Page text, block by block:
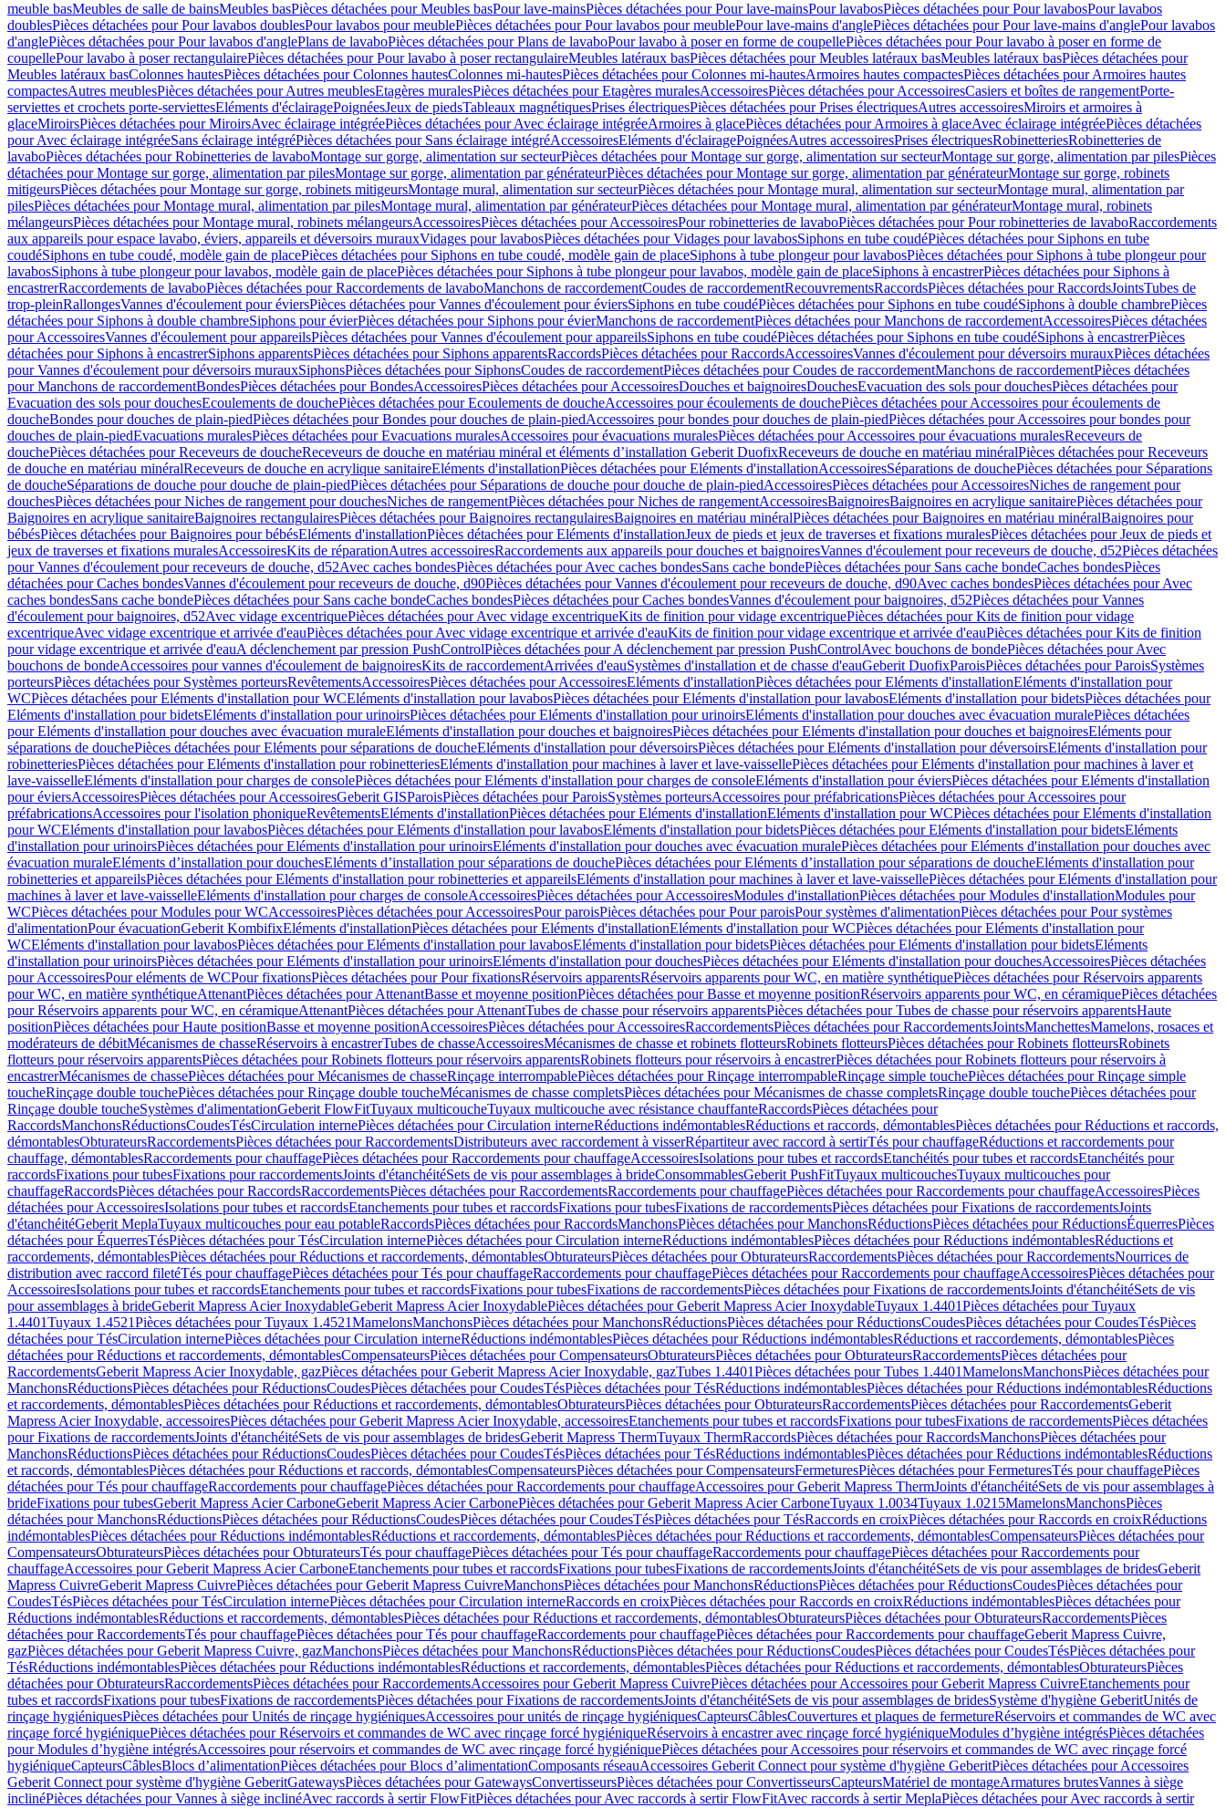
meuble basMeubles de salle de bainsMeubles basPièces détachées pour Meubles basPour lave-mainsPièces détachées pour Pour lave-mainsPour lavabosPièces détachées pour Pour lavabosPour lavabos
doublesPièces détachées pour Pour lavabos doublesPour lavabos pour meublePièces détachées pour Pour lavabos pour meublePour lave-mains d'anglePièces détachées pour Pour lave-mains d'anglePour lavabos
d'anglePièces détachées pour Pour lavabos d'anglePlans de lavaboPièces détachées pour Plans de lavaboPour lavabo à poser en forme de coupellePièces détachées pour Pour lavabo à poser en forme de
coupellePour lavabo à poser rectangulairePièces détachées pour Pour lavabo à poser rectangulaireMeubles latéraux basPièces détachées pour Meubles latéraux basMeubles latéraux basPièces détachées pour
Meubles latéraux basColonnes hautesPièces détachées pour Colonnes hautesColonnes mi-hautesPièces détachées pour Colonnes mi-hautesArmoires hautes compactesPièces détachées pour Armoires hautes
compactesAutres meublesPièces détachées pour Autres meublesEtagères muralesPièces détachées pour Etagères muralesAccessoiresPièces détachées pour AccessoiresCasiers et boîtes de rangementPorte-
serviettes et crochets porte-serviettesEléments d'éclairagePoignéesJeux de piedsTableaux magnétiquesPrises électriquesPièces détachées pour Prises électriquesAutres accessoiresMiroirs et armoires à
glaceMiroirsPièces détachées pour MiroirsAvec éclairage intégréePièces détachées pour Avec éclairage intégréeArmoires à glacePièces détachées pour Armoires à glaceAvec éclairage intégréePièces détachées
pour Avec éclairage intégréeSans éclairage intégréPièces détachées pour Sans éclairage intégréAccessoiresEléments d'éclairagePoignéesAutres accessoiresPrises électriquesRobinetteriesRobinetteries de
lavaboPièces détachées pour Robinetteries de lavaboMontage sur gorge, alimentation sur secteurPièces détachées pour Montage sur gorge, alimentation sur secteurMontage sur gorge, alimentation par pilesPièces
détachées pour Montage sur gorge, alimentation par pilesMontage sur gorge, alimentation par générateurPièces détachées pour Montage sur gorge, alimentation par générateurMontage sur gorge, robinets
mitigeursPièces détachées pour Montage sur gorge, robinets mitigeursMontage mural, alimentation sur secteurPièces détachées pour Montage mural, alimentation sur secteurMontage mural, alimentation par
pilesPièces détachées pour Montage mural, alimentation par pilesMontage mural, alimentation par générateurPièces détachées pour Montage mural, alimentation par générateurMontage mural, robinets
mélangeursPièces détachées pour Montage mural, robinets mélangeursAccessoiresPièces détachées pour AccessoiresPour robinetteries de lavaboPièces détachées pour Pour robinetteries de lavaboRaccordements
aux appareils pour espace lavabo, éviers, appareils et déversoirs murauxVidages pour lavabosPièces détachées pour Vidages pour lavabosSiphons en tube coudéPièces détachées pour Siphons en tube
coudéSiphons en tube coudé, modèle gain de placePièces détachées pour Siphons en tube coudé, modèle gain de placeSiphons à tube plongeur pour lavabosPièces détachées pour Siphons à tube plongeur pour
lavabosSiphons à tube plongeur pour lavabos, modèle gain de placePièces détachées pour Siphons à tube plongeur pour lavabos, modèle gain de placeSiphons à encastrerPièces détachées pour Siphons à
encastrerRaccordements de lavaboPièces détachées pour Raccordements de lavaboManchons de raccordementCoudes de raccordementRecouvrementsRaccordsPièces détachées pour RaccordsJointsTubes de
trop-pleinRallongesVannes d'écoulement pour éviersPièces détachées pour Vannes d'écoulement pour éviersSiphons en tube coudéPièces détachées pour Siphons en tube coudéSiphons à double chambrePièces
détachées pour Siphons à double chambreSiphons pour évierPièces détachées pour Siphons pour évierManchons de raccordementPièces détachées pour Manchons de raccordementAccessoiresPièces détachées
pour AccessoiresVannes d'écoulement pour appareilsPièces détachées pour Vannes d'écoulement pour appareilsSiphons en tube coudéPièces détachées pour Siphons en tube coudéSiphons à encastrerPièces
détachées pour Siphons à encastrerSiphons apparentsPièces détachées pour Siphons apparentsRaccordsPièces détachées pour RaccordsAccessoiresVannes d'écoulement pour déversoirs murauxPièces détachées
pour Vannes d'écoulement pour déversoirs murauxSiphonsPièces détachées pour SiphonsCoudes de raccordementPièces détachées pour Coudes de raccordementManchons de raccordementPièces détachées
pour Manchons de raccordementBondesPièces détachées pour BondesAccessoiresPièces détachées pour AccessoiresDouches et baignoiresDouchesEvacuation des sols pour douchesPièces détachées pour
Evacuation des sols pour douchesEcoulements de douchePièces détachées pour Ecoulements de doucheAccessoires pour écoulements de douchePièces détachées pour Accessoires pour écoulements de
doucheBondes pour douches de plain-piedPièces détachées pour Bondes pour douches de plain-piedAccessoires pour bondes pour douches de plain-piedPièces détachées pour Accessoires pour bondes pour
douches de plain-piedEvacuations muralesPièces détachées pour Evacuations muralesAccessoires pour évacuations muralesPièces détachées pour Accessoires pour évacuations muralesReceveurs de
douchePièces détachées pour Receveurs de doucheReceveurs de douche en matériau minéral et éléments d’installation Geberit DuofixReceveurs de douche en matériau minéralPièces détachées pour Receveurs
de douche en matériau minéralReceveurs de douche en acrylique sanitaireEléments d'installationPièces détachées pour Eléments d'installationAccessoiresSéparations de douchePièces détachées pour Séparations
de doucheSéparations de douche pour douche de plain-piedPièces détachées pour Séparations de douche pour douche de plain-piedAccessoiresPièces détachées pour AccessoiresNiches de rangement pour
douchesPièces détachées pour Niches de rangement pour douchesNiches de rangementPièces détachées pour Niches de rangementAccessoiresBaignoiresBaignoires en acrylique sanitairePièces détachées pour
Baignoires en acrylique sanitaireBaignoires rectangulairesPièces détachées pour Baignoires rectangulairesBaignoires en matériau minéralPièces détachées pour Baignoires en matériau minéralBaignoires pour
bébésPièces détachées pour Baignoires pour bébésEléments d'installationPièces détachées pour Eléments d'installationJeux de pieds et jeux de traverses et fixations muralesPièces détachées pour Jeux de pieds et
jeux de traverses et fixations muralesAccessoiresKits de réparationAutres accessoiresRaccordements aux appareils pour douches et baignoiresVannes d'écoulement pour receveurs de douche, d52Pièces détachées
pour Vannes d'écoulement pour receveurs de douche, d52Avec caches bondesPièces détachées pour Avec caches bondesSans cache bondePièces détachées pour Sans cache bondeCaches bondesPièces
détachées pour Caches bondesVannes d'écoulement pour receveurs de douche, d90Pièces détachées pour Vannes d'écoulement pour receveurs de douche, d90Avec caches bondesPièces détachées pour Avec
caches bondesSans cache bondePièces détachées pour Sans cache bondeCaches bondesPièces détachées pour Caches bondesVannes d'écoulement pour baignoires, d52Pièces détachées pour Vannes
d'écoulement pour baignoires, d52Avec vidage excentriquePièces détachées pour Avec vidage excentriqueKits de finition pour vidage excentriquePièces détachées pour Kits de finition pour vidage
excentriqueAvec vidage excentrique et arrivée d'eauPièces détachées pour Avec vidage excentrique et arrivée d'eauKits de finition pour vidage excentrique et arrivée d'eauPièces détachées pour Kits de finition
pour vidage excentrique et arrivée d'eauA déclenchement par pression PushControlPièces détachées pour A déclenchement par pression PushControlAvec bouchons de bondePièces détachées pour Avec
bouchons de bondeAccessoires pour vannes d'écoulement de baignoiresKits de raccordementArrivées d'eauSystèmes d'installation et de chasse d'eauGeberit DuofixParoisPièces détachées pour ParoisSystèmes
porteursPièces détachées pour Systèmes porteursRevêtementsAccessoiresPièces détachées pour AccessoiresEléments d'installationPièces détachées pour Eléments d'installationEléments d'installation pour
WCPièces détachées pour Eléments d'installation pour WCEléments d'installation pour lavabosPièces détachées pour Eléments d'installation pour lavabosEléments d'installation pour bidetsPièces détachées pour
Eléments d'installation pour bidetsEléments d'installation pour urinoirsPièces détachées pour Eléments d'installation pour urinoirsEléments d'installation pour douches avec évacuation muralePièces détachées
pour Eléments d'installation pour douches avec évacuation muraleEléments d'installation pour douches et baignoiresPièces détachées pour Eléments d'installation pour douches et baignoiresEléments pour
séparations de douchePièces détachées pour Eléments pour séparations de doucheEléments d'installation pour déversoirsPièces détachées pour Eléments d'installation pour déversoirsEléments d'installation pour
robinetteriesPièces détachées pour Eléments d'installation pour robinetteriesEléments d'installation pour machines à laver et lave-vaissellePièces détachées pour Eléments d'installation pour machines à laver et
lave-vaisselleEléments d'installation pour charges de consolePièces détachées pour Eléments d'installation pour charges de consoleEléments d'installation pour éviersPièces détachées pour Eléments d'installation
pour éviersAccessoiresPièces détachées pour AccessoiresGeberit GISParoisPièces détachées pour ParoisSystèmes porteursAccessoires pour préfabricationsPièces détachées pour Accessoires pour
préfabricationsAccessoires pour l'isolation phoniqueRevêtementsEléments d'installationPièces détachées pour Eléments d'installationEléments d'installation pour WCPièces détachées pour Eléments d'installation
pour WCEléments d'installation pour lavabosPièces détachées pour Eléments d'installation pour lavabosEléments d'installation pour bidetsPièces détachées pour Eléments d'installation pour bidetsEléments
d'installation pour urinoirsPièces détachées pour Eléments d'installation pour urinoirsEléments d'installation pour douches avec évacuation muralePièces détachées pour Eléments d'installation pour douches avec
évacuation muraleEléments d’installation pour douchesEléments d’installation pour séparations de douchePièces détachées pour Eléments d’installation pour séparations de doucheEléments d'installation pour
robinetteries et appareilsPièces détachées pour Eléments d'installation pour robinetteries et appareilsEléments d'installation pour machines à laver et lave-vaissellePièces détachées pour Eléments d'installation pour
machines à laver et lave-vaisselleEléments d'installation pour charges de consoleAccessoiresPièces détachées pour AccessoiresModules d'installationPièces détachées pour Modules d'installationModules pour
WCPièces détachées pour Modules pour WCAccessoiresPièces détachées pour AccessoiresPour paroisPièces détachées pour Pour paroisPour systèmes d'alimentationPièces détachées pour Pour systèmes
d'alimentationPour évacuationGeberit KombifixEléments d'installationPièces détachées pour Eléments d'installationEléments d'installation pour WCPièces détachées pour Eléments d'installation pour
WCEléments d'installation pour lavabosPièces détachées pour Eléments d'installation pour lavabosEléments d'installation pour bidetsPièces détachées pour Eléments d'installation pour bidetsEléments
d'installation pour urinoirsPièces détachées pour Eléments d'installation pour urinoirsEléments d'installation pour douchesPièces détachées pour Eléments d'installation pour douchesAccessoiresPièces détachées
pour AccessoiresPour eléments de WCPour fixationsPièces détachées pour Pour fixationsRéservoirs apparentsRéservoirs apparents pour WC, en matière synthétiquePièces détachées pour Réservoirs apparents
pour WC, en matière synthétiqueAttenantPièces détachées pour AttenantBasse et moyenne positionPièces détachées pour Basse et moyenne positionRéservoirs apparents pour WC, en céramiquePièces détachées
pour Réservoirs apparents pour WC, en céramiqueAttenantPièces détachées pour AttenantTubes de chasse pour réservoirs apparentsPièces détachées pour Tubes de chasse pour réservoirs apparentsHaute
positionPièces détachées pour Haute positionBasse et moyenne positionAccessoiresPièces détachées pour AccessoiresRaccordementsPièces détachées pour RaccordementsJointsManchettesMamelons, rosaces et
modérateurs de débitMécanismes de chasseRéservoirs à encastrerTubes de chasseAccessoiresMécanismes de chasse et robinets flotteursRobinets flotteursPièces détachées pour Robinets flotteursRobinets
flotteurs pour réservoirs apparentsPièces détachées pour Robinets flotteurs pour réservoirs apparentsRobinets flotteurs pour réservoirs à encastrerPièces détachées pour Robinets flotteurs pour réservoirs à
encastrerMécanismes de chassePièces détachées pour Mécanismes de chasseRinçage interrompablePièces détachées pour Rinçage interrompableRinçage simple touchePièces détachées pour Rinçage simple
toucheRinçage double touchePièces détachées pour Rinçage double toucheMécanismes de chasse completsPièces détachées pour Mécanismes de chasse completsRinçage double touchePièces détachées pour
Rinçage double toucheSystèmes d'alimentationGeberit FlowFitTuyaux multicoucheTuyaux multicouche avec résistance chauffanteRaccordsPièces détachées pour
RaccordsManchonsRéductionsCoudesTésCirculation internePièces détachées pour Circulation interneRéductions indémontablesRéductions et raccords, démontablesPièces détachées pour Réductions et raccords,
démontablesObturateursRaccordementsPièces détachées pour RaccordementsDistributeurs avec raccordement à visserRépartiteur avec raccord à sertirTés pour chauffageRéductions et raccordements pour
chauffage, démontablesRaccordements pour chauffagePièces détachées pour Raccordements pour chauffageAccessoiresIsolations pour tubes et raccordsEtanchéités pour tubes et raccordsEtanchéités pour
raccordsFixations pour tubesFixations pour raccordementsJoints d'étanchéitéSets de vis pour assemblages à brideConsommablesGeberit PushFitTuyaux multicouchesTuyaux multicouches pour
chauffageRaccordsPièces détachées pour RaccordsRaccordementsPièces détachées pour RaccordementsRaccordements pour chauffagePièces détachées pour Raccordements pour chauffageAccessoiresPièces
détachées pour AccessoiresIsolations pour tubes et raccordsEtanchements pour tubes et raccordsFixations pour tubesFixations de raccordementsPièces détachées pour Fixations de raccordementsJoints
d'étanchéitéGeberit MeplaTuyaux multicouches pour eau potableRaccordsPièces détachées pour RaccordsManchonsPièces détachées pour ManchonsRéductionsPièces détachées pour RéductionsÉquerresPièces
détachées pour ÉquerresTésPièces détachées pour TésCirculation internePièces détachées pour Circulation interneRéductions indémontablesPièces détachées pour Réductions indémontablesRéductions et
raccordements, démontablesPièces détachées pour Réductions et raccordements, démontablesObturateursPièces détachées pour ObturateursRaccordementsPièces détachées pour RaccordementsNourrices de
distribution avec raccord filetéTés pour chauffagePièces détachées pour Tés pour chauffageRaccordements pour chauffagePièces détachées pour Raccordements pour chauffageAccessoiresPièces détachées pour
AccessoiresIsolations pour tubes et raccordsEtanchements pour tubes et raccordsFixations pour tubesFixations de raccordementsPièces détachées pour Fixations de raccordementsJoints d'étanchéitéSets de vis
pour assemblages à brideGeberit Mapress Acier InoxydableGeberit Mapress Acier InoxydablePièces détachées pour Geberit Mapress Acier InoxydableTuyaux 1.4401Pièces détachées pour Tuyaux
1.4401Tuyaux 1.4521Pièces détachées pour Tuyaux 1.4521MamelonsManchonsPièces détachées pour ManchonsRéductionsPièces détachées pour RéductionsCoudesPièces détachées pour CoudesTésPièces
détachées pour TésCirculation internePièces détachées pour Circulation interneRéductions indémontablesPièces détachées pour Réductions indémontablesRéductions et raccordements, démontablesPièces
détachées pour Réductions et raccordements, démontablesCompensateursPièces détachées pour CompensateursObturateursPièces détachées pour ObturateursRaccordementsPièces détachées pour
RaccordementsGeberit Mapress Acier Inoxydable, gazPièces détachées pour Geberit Mapress Acier Inoxydable, gazTubes 1.4401Pièces détachées pour Tubes 1.4401MamelonsManchonsPièces détachées pour
ManchonsRéductionsPièces détachées pour RéductionsCoudesPièces détachées pour CoudesTésPièces détachées pour TésRéductions indémontablesPièces détachées pour Réductions indémontablesRéductions
et raccordements, démontablesPièces détachées pour Réductions et raccordements, démontablesObturateursPièces détachées pour ObturateursRaccordementsPièces détachées pour RaccordementsGeberit
Mapress Acier Inoxydable, accessoiresPièces détachées pour Geberit Mapress Acier Inoxydable, accessoiresEtanchements pour tubes et raccordsFixations pour tubesFixations de raccordementsPièces détachées
pour Fixations de raccordementsJoints d'étanchéitéSets de vis pour assemblages de bridesGeberit Mapress ThermTuyaux ThermRaccordsPièces détachées pour RaccordsManchonsPièces détachées pour
ManchonsRéductionsPièces détachées pour RéductionsCoudesPièces détachées pour CoudesTésPièces détachées pour TésRéductions indémontablesPièces détachées pour Réductions indémontablesRéductions
et raccords, démontablesPièces détachées pour Réductions et raccords, démontablesCompensateursPièces détachées pour CompensateursFermeturesPièces détachées pour FermeturesTés pour chauffagePièces
détachées pour Tés pour chauffageRaccordements pour chauffagePièces détachées pour Raccordements pour chauffageAccessoires pour Geberit Mapress ThermJoints d'étanchéitéSets de vis pour assemblages à
brideFixations pour tubesGeberit Mapress Acier CarboneGeberit Mapress Acier CarbonePièces détachées pour Geberit Mapress Acier CarboneTuyaux 1.0034Tuyaux 1.0215MamelonsManchonsPièces
détachées pour ManchonsRéductionsPièces détachées pour RéductionsCoudesPièces détachées pour CoudesTésPièces détachées pour TésRaccords en croixPièces détachées pour Raccords en croixRéductions
indémontablesPièces détachées pour Réductions indémontablesRéductions et raccordements, démontablesPièces détachées pour Réductions et raccordements, démontablesCompensateursPièces détachées pour
CompensateursObturateursPièces détachées pour ObturateursTés pour chauffagePièces détachées pour Tés pour chauffageRaccordements pour chauffagePièces détachées pour Raccordements pour
chauffageAccessoires pour Geberit Mapress Acier CarboneEtanchements pour tubes et raccordsFixations pour tubesFixations de raccordementsJoints d'étanchéitéSets de vis pour assemblages de bridesGeberit
Mapress CuivreGeberit Mapress CuivrePièces détachées pour Geberit Mapress CuivreManchonsPièces détachées pour ManchonsRéductionsPièces détachées pour RéductionsCoudesPièces détachées pour
CoudesTésPièces détachées pour TésCirculation internePièces détachées pour Circulation interneRaccords en croixPièces détachées pour Raccords en croixRéductions indémontablesPièces détachées pour
Réductions indémontablesRéductions et raccordements, démontablesPièces détachées pour Réductions et raccordements, démontablesObturateursPièces détachées pour ObturateursRaccordementsPièces
détachées pour RaccordementsTés pour chauffagePièces détachées pour Tés pour chauffageRaccordements pour chauffagePièces détachées pour Raccordements pour chauffageGeberit Mapress Cuivre,
gazPièces détachées pour Geberit Mapress Cuivre, gazManchonsPièces détachées pour ManchonsRéductionsPièces détachées pour RéductionsCoudesPièces détachées pour CoudesTésPièces détachées pour
TésRéductions indémontablesPièces détachées pour Réductions indémontablesRéductions et raccordements, démontablesPièces détachées pour Réductions et raccordements, démontablesObturateursPièces
détachées pour ObturateursRaccordementsPièces détachées pour RaccordementsAccessoires pour Geberit Mapress CuivrePièces détachées pour Accessoires pour Geberit Mapress CuivreEtanchements pour
tubes et raccordsFixations pour tubesFixations de raccordementsPièces détachées pour Fixations de raccordementsJoints d'étanchéitéSets de vis pour assemblages de bridesSystème d'hygiène GeberitUnités de
rinçage hygiéniquesPièces détachées pour Unités de rinçage hygiéniquesAccessoires pour unités de rinçage hygiéniquesCapteursCâblesCouvertures et plaques de fermetureRéservoirs et commandes de WC avec
rinçage forcé hygiéniquePièces détachées pour Réservoirs et commandes de WC avec rinçage forcé hygiéniqueRéservoirs à encastrer avec rinçage forcé hygiéniqueModules d’hygiène intégrésPièces détachées
pour Modules d’hygiène intégrésAccessoires pour réservoirs et commandes de WC avec rinçage forcé hygiéniquePièces détachées pour Accessoires pour réservoirs et commandes de WC avec rinçage forcé
hygiéniqueCapteursCâblesBlocs d’alimentationPièces détachées pour Blocs d’alimentationComposants réseauAccessoires Geberit Connect pour système d'hygiène GeberitPièces détachées pour Accessoires
Geberit Connect pour système d'hygiène GeberitGatewaysPièces détachées pour GatewaysConvertisseursPièces détachées pour ConvertisseursCapteursMatériel de montageArmatures brutesVannes à siège
inclinéPièces détachées pour Vannes à siège inclinéAvec raccords à sertir FlowFitPièces détachées pour Avec raccords à sertir FlowFitAvec raccords à sertir MeplaPièces détachées pour Avec raccords à sertir